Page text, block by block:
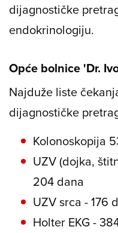
dijagnostičke
endokrinologiju.
Opće bolnice 'Dr.
Najduže liste
dijagnostičke
Kolonoskopija
UZV (dojka,
204 dana
UZV srca - 176
Holter EKG -